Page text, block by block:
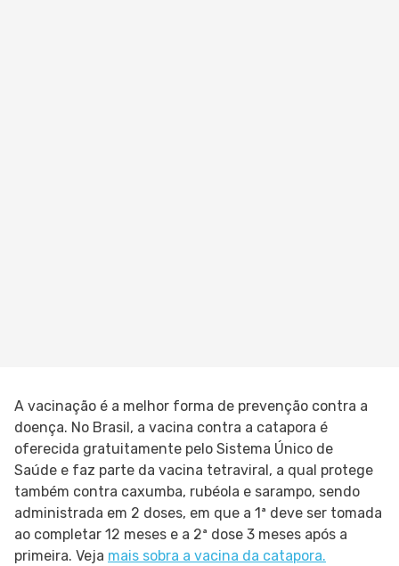
A vacinação é a melhor forma de prevenção contra a
doença. No Brasil, a vacina contra a catapora é
oferecida gratuitamente pelo Sistema Único de
Saúde e faz parte da vacina tetraviral, a qual protege
também contra caxumba, rubéola e sarampo, sendo
administrada em 2 doses, em que a 1ª deve ser tomada
ao completar 12 meses e a 2ª dose 3 meses após a
primeira. Veja mais sobra a vacina da catapora.